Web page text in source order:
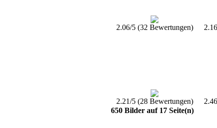
2.06/5 (32 Bewertungen)
2.21/5 (28 Bewertungen)
650 Bilder auf 17 Seite(n)